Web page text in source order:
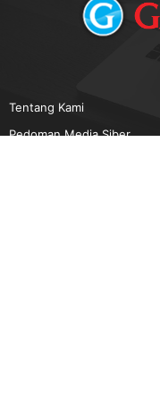
Tentang Kami
Pedoman Media Siber